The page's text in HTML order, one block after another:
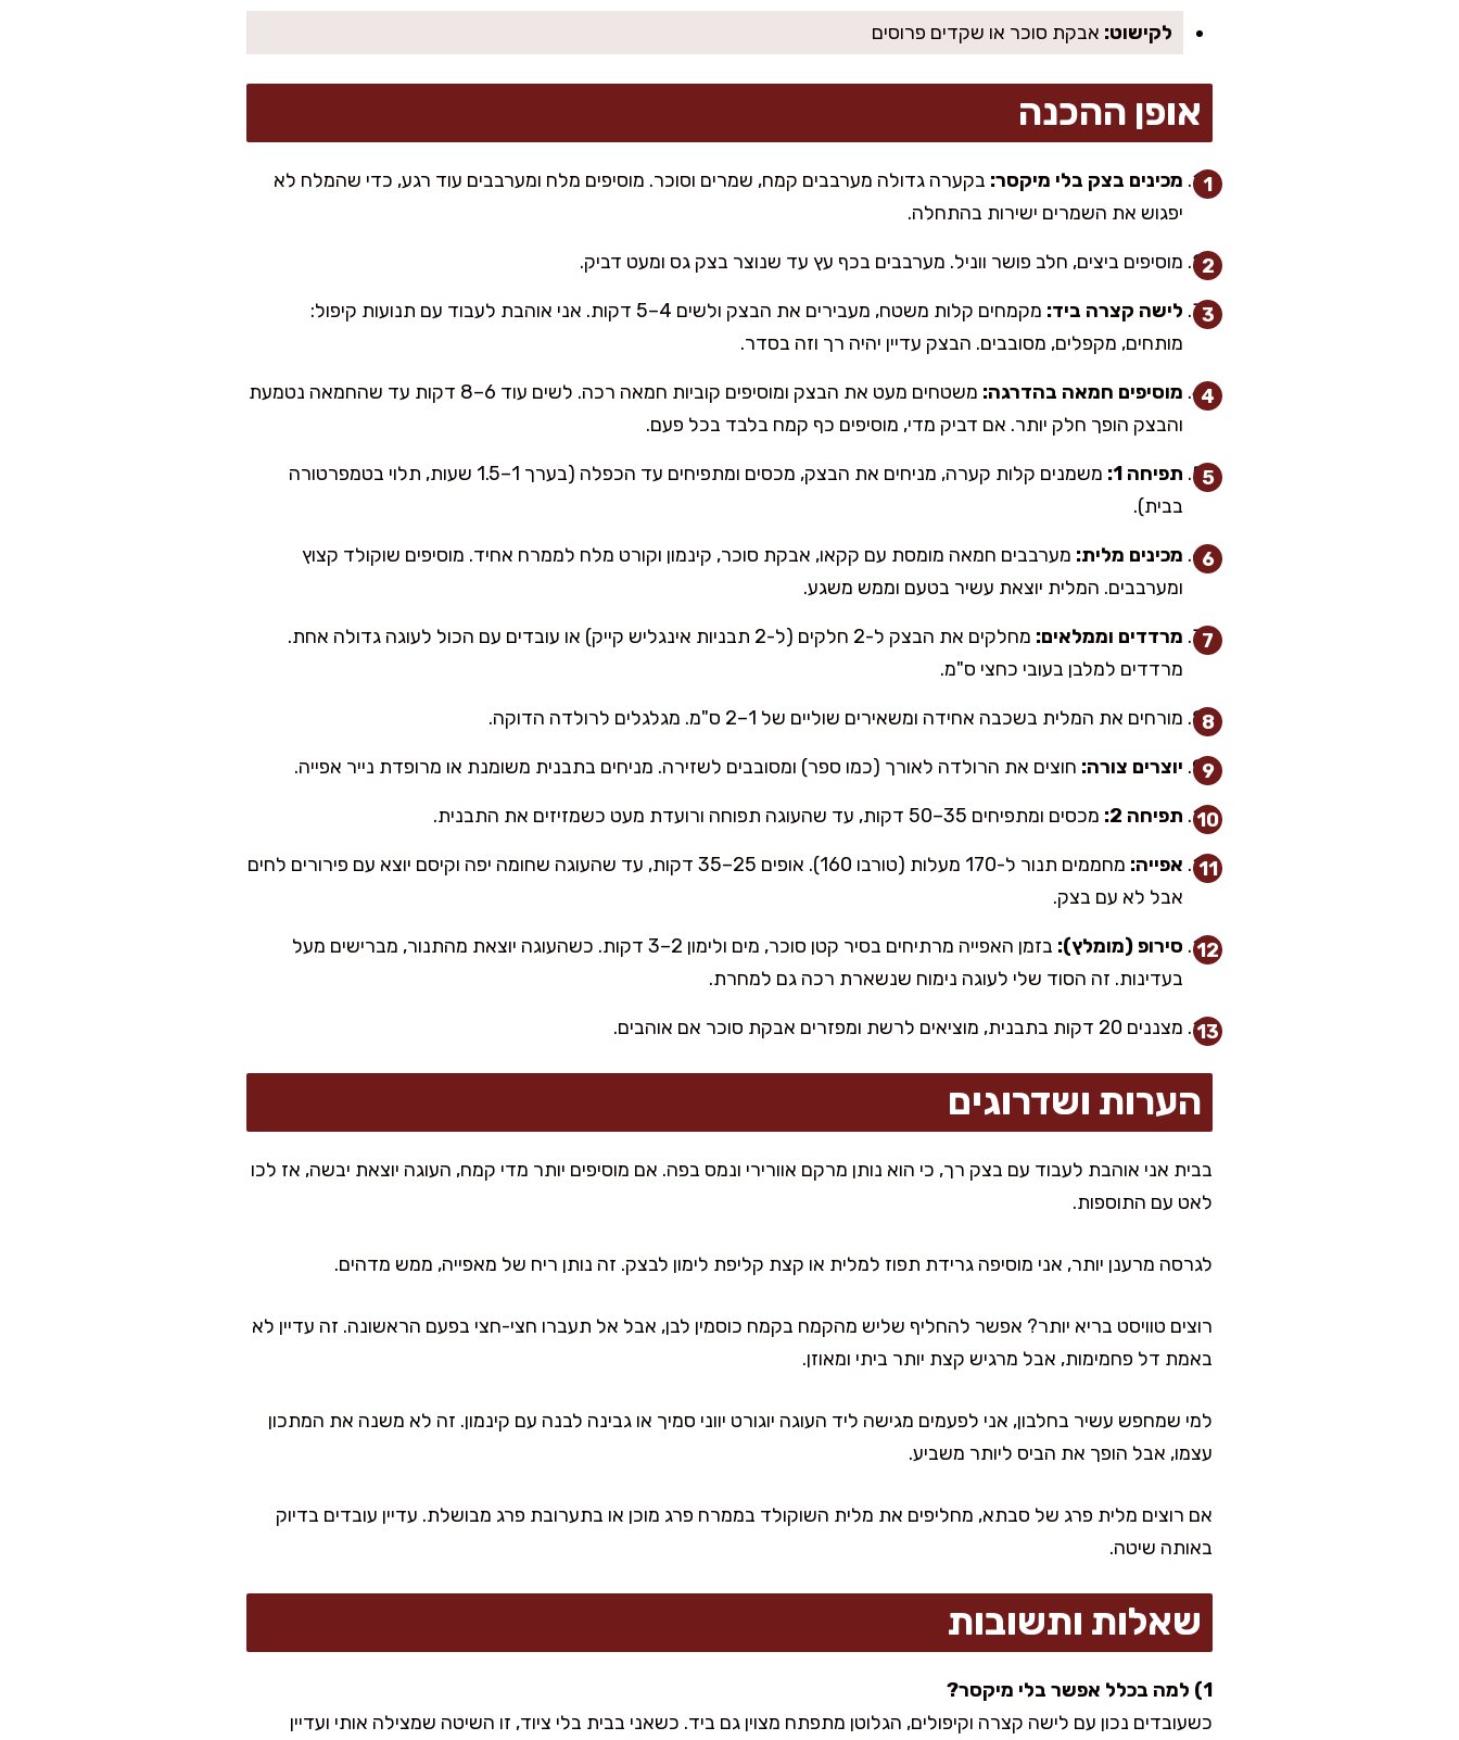
לקישוט: אבקת סוכר או שקדים פרוסים
אופן ההכנה
מכינים בצק בלי מיקסר: בקערה גדולה מערבבים קמח, שמרים וסוכר. מוסיפים מלח ומערבבים עוד רגע, כדי שהמלח לא
יפגוש את השמרים ישירות בהתחלה.
מוסיפים ביצים, חלב פושר ווניל. מערבבים בכף עץ עד שנוצר בצק גס ומעט דביק.
לישה קצרה ביד:
מקמחים קלות משטח, מעבירים את הבצק ולשים 4–5 דקות. אני אוהבת לעבוד עם תנועות קיפול:
מותחים, מקפלים, מסובבים. הבצק עדיין יהיה רך וזה בסדר.
מוסיפים חמאה בהדרגה:
משטחים מעט את הבצק ומוסיפים קוביות חמאה רכה. לשים עוד 6–8 דקות עד שהחמאה נטמעת
והבצק הופך חלק יותר. אם דביק מדי, מוסיפים כף קמח בלבד בכל פעם.
תפיחה 1:
משמנים קלות קערה, מניחים את הבצק, מכסים ומתפיחים עד הכפלה (בערך 1–1.5 שעות, תלוי בטמפרטורה
בבית).
מכינים מלית: מערבבים חמאה מומסת עם קקאו, אבקת סוכר, קינמון וקורט מלח לממרח אחיד. מוסיפים שוקולד קצוץ
ומערבבים. המלית יוצאת עשיר בטעם וממש משגע.
מרדדים וממלאים:
מחלקים את הבצק ל-2 חלקים (ל-2 תבניות אינגליש קייק) או עובדים עם הכול לעוגה גדולה אחת.
מרדדים למלבן בעובי כחצי ס"מ.
מורחים את המלית בשכבה אחידה ומשאירים שוליים של 1–2 ס"מ. מגלגלים לרולדה הדוקה.
יוצרים צורה: חוצים את הרולדה לאורך (כמו ספר) ומסובבים לשזירה. מניחים בתבנית משומנת או מרופדת נייר אפייה.
תפיחה 2: מכסים ומתפיחים 35–50 דקות, עד שהעוגה תפוחה ורועדת מעט כשמזיזים את התבנית.
אפייה:
מחממים תנור ל-170 מעלות (טורבו 160). אופים 25–35 דקות, עד שהעוגה שחומה יפה וקיסם יוצא עם פירורים לחים
אבל לא עם בצק.
סירופ (מומלץ):
בזמן האפייה מרתיחים בסיר קטן סוכר, מים ולימון 2–3 דקות. כשהעוגה יוצאת מהתנור, מברישים מעל
בעדינות. זה הסוד שלי לעוגה נימוח שנשארת רכה גם למחרת.
מצננים 20 דקות בתבנית, מוציאים לרשת ומפזרים אבקת סוכר אם אוהבים.
הערות ושדרוגים
בבית אני אוהבת לעבוד עם בצק רך, כי הוא נותן מרקם אוורירי ונמס בפה. אם מוסיפים יותר מדי קמח, העוגה יוצאת יבשה, אז לכו
לאט עם התוספות.
לגרסה מרענן יותר, אני מוסיפה גרידת תפוז למלית או קצת קליפת לימון לבצק. זה נותן ריח של מאפייה, ממש מדהים.
רוצים טוויסט בריא יותר? אפשר להחליף שליש מהקמח בקמח כוסמין לבן, אבל אל תעברו חצי-חצי בפעם הראשונה. זה עדיין לא
באמת דל פחמימות, אבל מרגיש קצת יותר ביתי ומאוזן.
למי שמחפש עשיר בחלבון, אני לפעמים מגישה ליד העוגה יוגורט יווני סמיך או גבינה לבנה עם קינמון. זה לא משנה את המתכון
עצמו, אבל הופך את הביס ליותר משביע.
אם רוצים מלית פרג של סבתא, מחליפים את מלית השוקולד בממרח פרג מוכן או בתערובת פרג מבושלת. עדיין עובדים בדיוק
באותה שיטה.
שאלות ותשובות
1) למה בכלל אפשר בלי מיקסר?
כשעובדים נכון עם לישה קצרה וקיפולים, הגלוטן מתפתח מצוין גם ביד. כשאני בבית בלי ציוד, זו השיטה שמצילה אותי ועדיין